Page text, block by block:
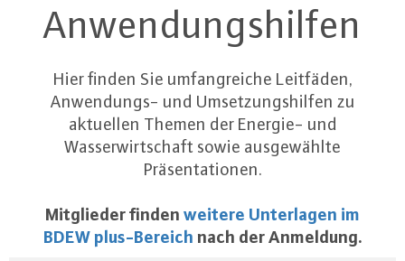
Anwendungshilfen
Hier finden Sie umfangreiche Leitfäden,
Anwendungs- und Umsetzungshilfen zu
aktuellen Themen der Energie- und
Wasserwirtschaft sowie ausgewählte
Präsentationen.
Mitglieder finden weitere Unterlagen im
BDEW plus-Bereich nach der Anmeldung.